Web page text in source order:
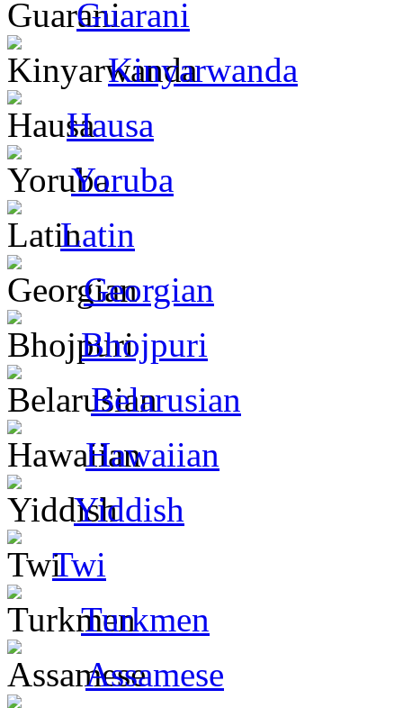
Guarani
Kinyarwanda
Hausa
Yoruba
Latin
Georgian
Bhojpuri
Belarusian
Hawaiian
Yiddish
Twi
Turkmen
Assamese